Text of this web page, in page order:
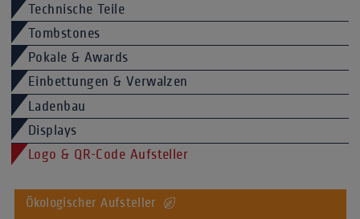
Technische Teile
Tombstones
Pokale & Awards
Einbettungen & Verwalzen
Ladenbau
Displays
Logo & QR-Code Aufsteller
Ökologischer Aufsteller